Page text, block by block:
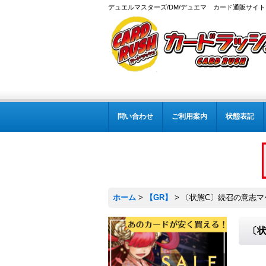
デュエルマスターズ/DM/デュエマ カード通販サイト
問い合わせ ご利用案内 状態表記
ホーム > 【GR】 > 〔状態C〕続召の意志
〔